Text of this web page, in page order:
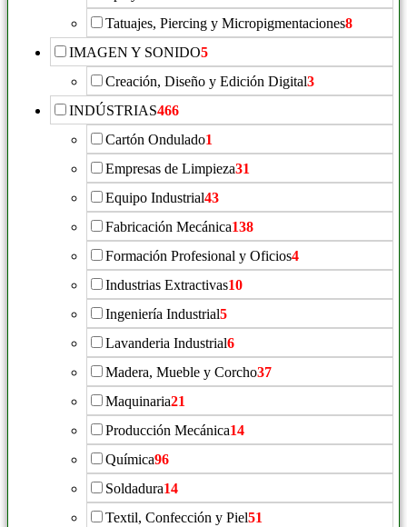
Tatuajes, Piercing y Micropigmentaciones8
IMAGEN Y SONIDO5
Creación, Diseño y Edición Digital3
INDÚSTRIAS466
Cartón Ondulado1
Empresas de Limpieza31
Equipo Industrial43
Fabricación Mecánica138
Formación Profesional y Oficios4
Industrias Extractivas10
Ingeniería Industrial5
Lavanderia Industrial6
Madera, Mueble y Corcho37
Maquinaria21
Producción Mecánica14
Química96
Soldadura14
Textil, Confección y Piel51